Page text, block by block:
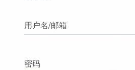
用户名/邮箱
密码